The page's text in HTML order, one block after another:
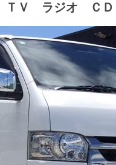
ＴＶ ラジオ Ｃ